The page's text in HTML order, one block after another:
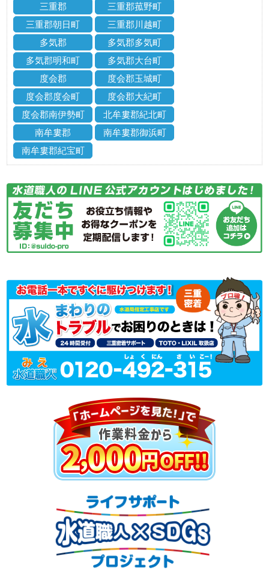
三重郡
三重郡菰野町
三重郡朝日町
三重郡川越町
多気郡
多気郡多気町
多気郡明和町
多気郡大台町
度会郡
度会郡玉城町
度会郡度会町
度会郡大紀町
度会郡南伊勢町
北牟婁郡紀北町
南牟婁郡
南牟婁郡御浜町
南牟婁郡紀宝町